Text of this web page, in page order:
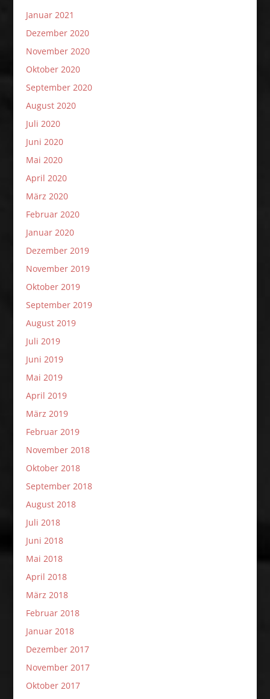
Januar 2021
Dezember 2020
November 2020
Oktober 2020
September 2020
August 2020
Juli 2020
Juni 2020
Mai 2020
April 2020
März 2020
Februar 2020
Januar 2020
Dezember 2019
November 2019
Oktober 2019
September 2019
August 2019
Juli 2019
Juni 2019
Mai 2019
April 2019
März 2019
Februar 2019
November 2018
Oktober 2018
September 2018
August 2018
Juli 2018
Juni 2018
Mai 2018
April 2018
März 2018
Februar 2018
Januar 2018
Dezember 2017
November 2017
Oktober 2017